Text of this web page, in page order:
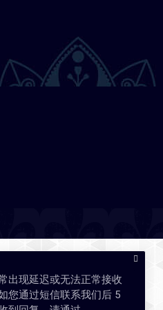
出现延迟或无法正常接收
您通过短信联系我们后 5